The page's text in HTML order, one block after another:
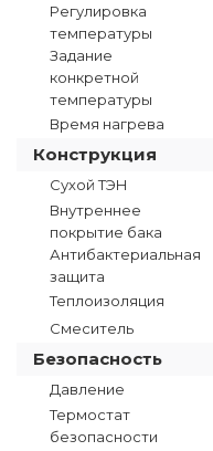
Регулировка
температуры
Задание
конкретной
температуры
Время нагрева
Конструкция
Сухой ТЭН
Внутреннее
покрытие бака
Антибактериальная
защита
Теплоизоляция
Смеситель
Безопасность
Давление
Термостат
безопасности